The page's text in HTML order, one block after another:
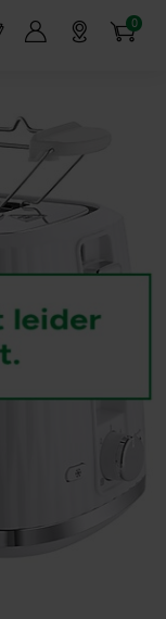
Angebote 0
Artikel